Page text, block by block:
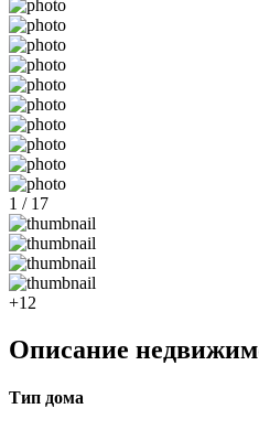
1 / 17
+12
Описание
Тип дома